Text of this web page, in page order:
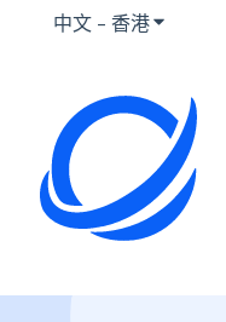
中文 - 香港顯示要